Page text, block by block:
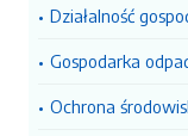
Działalność
Gospodarka
Ochrona